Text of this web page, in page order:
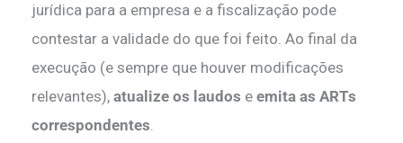
jurídica para a empresa e a fiscalização pode
contestar a validade do que foi feito. Ao final da
execução (e sempre que houver modificações
relevantes), atualize os laudos e emita as ARTs
correspondentes.